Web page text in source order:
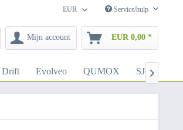
EUR Service/hulp
Mijn account EUR 0,00 *
Drift Evolveo QUMOX SJCAM
